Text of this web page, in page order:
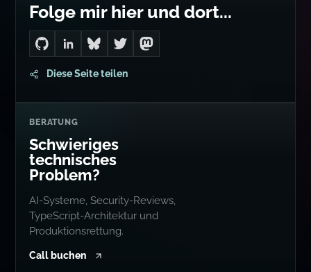
Folge mir hier und dort...
Go to Dan's GitHub
Connect with me on LinkedIn
Follow me on Bluesky
Follow me on Twitter
Follow me on Mastodon
Diese Seite teilen
BERATUNG
Schwieriges
technisches
Problem?
AI-Systeme, Security-Reviews,
TypeScript-Architektur und
Produktionsrettung.
Call buchen